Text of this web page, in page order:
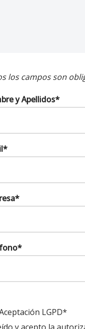
los campos son
y Apellidos*
LGPD*